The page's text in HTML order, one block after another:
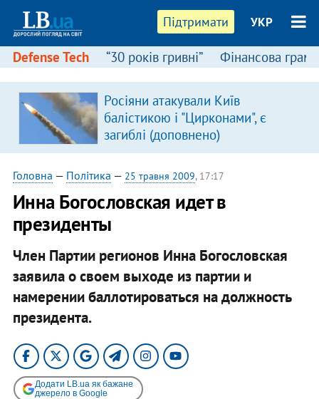
Підтримати УКР
Defense Tech “30 років гривні” Фінансова
Росіяни атакували Київ
балістикою і "Цирконами", є
загиблі (доповнено)
Головна — Політика — 25 травня 2009, 17:17
Инна Богословская идет в
президенты
Член Партии регионов Инна Богословская
заявила о своем выходе из партии и
намерении баллотироваться на должность
президента.
Додати LB.ua як бажане
джерело в Google